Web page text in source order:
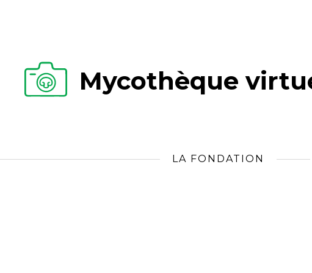
Mycothèque
LA FONDATION